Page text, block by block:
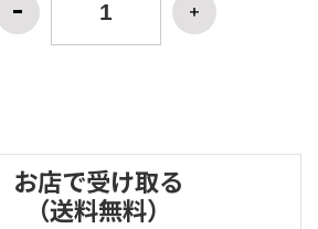
お店で受け取る
（送料無料）